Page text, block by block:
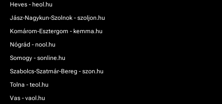
Heves - heol.hu
Jász-Nagykun-Szolnok - szoljon.hu
Komárom-Esztergom - kemma.hu
Nógrád - nool.hu
Somogy - sonline.hu
Szabolcs-Szatmár-Bereg - szon.hu
Tolna - teol.hu
Vas - vaol.hu